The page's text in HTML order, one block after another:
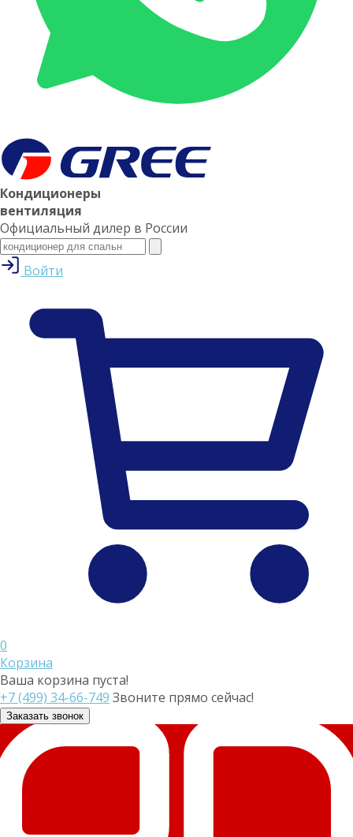
Кондиционеры
вентиляция
Официальный дилер в России
Войти
0
Корзина
Ваша корзина пуста!
+7 (499) 34-66-749 Звоните прямо сейчас!
Заказать звонок